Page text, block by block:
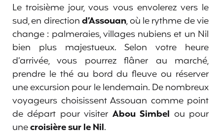
Le troisième jour, vous vous envolerez vers le
sud, en directiond’Assouan, où le rythme de vie
change : palmeraies, villages nubiens et un Nil
bien plus majestueux. Selon votre heure
d’arrivée, vous pourrez flâner au marché,
prendre le thé au bord du fleuve ou réserver
une excursion pour le lendemain. De nombreux
voyageurs choisissent Assouan comme point
de départ pour visiter Abou Simbel ou pour
unecroisière sur le Nil.